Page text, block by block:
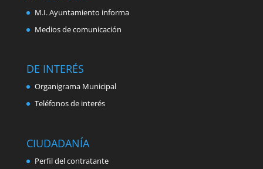
M.I. Ayuntamiento informa
Medios de comunicación
DE INTERÉS
Organigrama Municipal
Teléfonos de interés
CIUDADANÍA
Perfil del contratante